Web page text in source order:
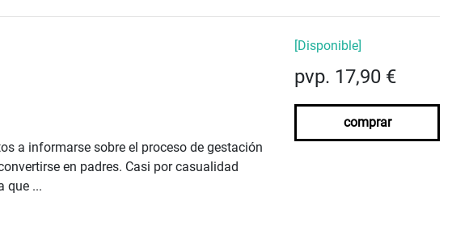
a informarse sobre el proceso de gestación
en padres. Casi por casualidad
que ...
[Disponible]
pvp. 17,90 €
comprar